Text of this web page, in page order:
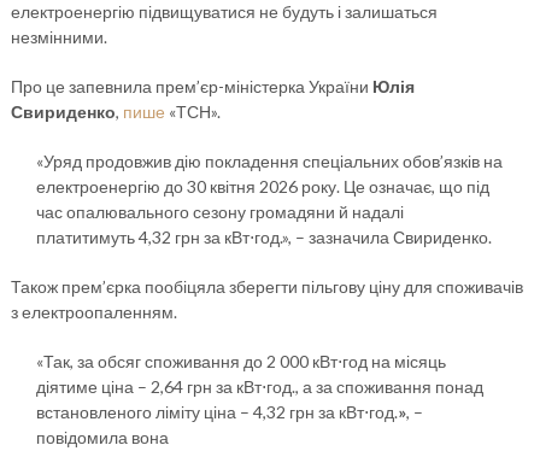
електроенергію підвищуватися не будуть і залишаться
незмінними.
Про це запевнила прем’єр-міністерка України Юлія
Свириденко, пише «ТСН».
«Уряд продовжив дію покладення спеціальних обов’язків на
електроенергію до 30 квітня 2026 року. Це означає, що під
час опалювального сезону громадяни й надалі
платитимуть 4,32 грн за кВт⋅год.», – зазначила Свириденко.
Також прем’єрка пообіцяла зберегти пільгову ціну для споживачів
з електроопаленням.
«Так, за обсяг споживання до 2 000 кВт⋅год на місяць
діятиме ціна – 2,64 грн за кВт⋅год., а за споживання понад
встановленого ліміту ціна – 4,32 грн за кВт⋅год.», –
повідомила вона